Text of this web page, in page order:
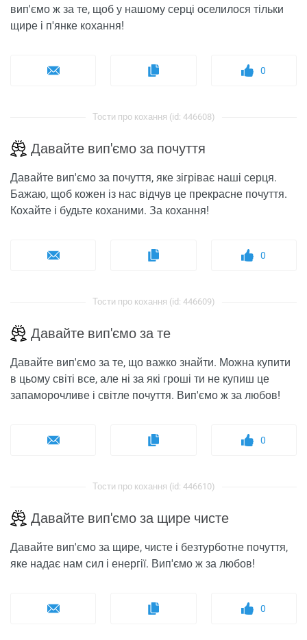
вип'ємо ж за те, щоб у нашому серці оселилося тільки
щире і п'янке кохання!
0
Тости про кохання (id: 446608)
Давайте вип'ємо за почуття
Давайте вип'ємо за почуття, яке зігріває наші серця.
Бажаю, щоб кожен із нас відчув це прекрасне почуття.
Кохайте і будьте коханими. За кохання!
0
Тости про кохання (id: 446609)
Давайте вип'ємо за те
Давайте вип'ємо за те, що важко знайти. Можна купити
в цьому світі все, але ні за які гроші ти не купиш це
запаморочливе і світле почуття. Вип'ємо ж за любов!
0
Тости про кохання (id: 446610)
Давайте вип'ємо за щире чисте
Давайте вип'ємо за щире, чисте і безтурботне почуття,
яке надає нам сил і енергії. Вип'ємо ж за любов!
0